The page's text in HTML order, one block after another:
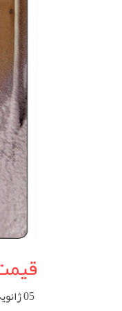
05 ژانویه 2023